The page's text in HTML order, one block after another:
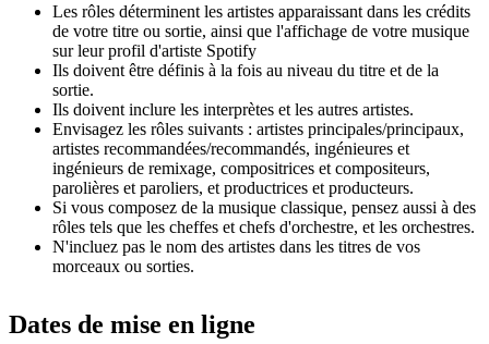
Les rôles déterminent les artistes apparaissant dans les crédits
de votre titre ou sortie, ainsi que l'affichage de votre musique
sur leur profil d'artiste Spotify
Ils doivent être définis à la fois au niveau du titre et de la
sortie.
Ils doivent inclure les interprètes et les autres artistes.
Envisagez les rôles suivants : artistes principales/principaux,
artistes recommandées/recommandés, ingénieures et
ingénieurs de remixage, compositrices et compositeurs,
parolières et paroliers, et productrices et producteurs.
Si vous composez de la musique classique, pensez aussi à des
rôles tels que les cheffes et chefs d'orchestre, et les orchestres.
N'incluez pas le nom des artistes dans les titres de vos
morceaux ou sorties.
Dates de mise en ligne